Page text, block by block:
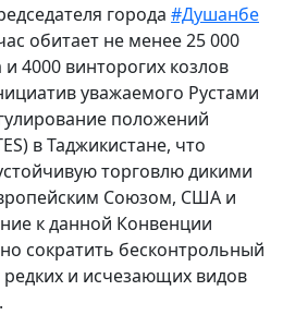
города #Душанбе
обитает не менее 25 000
4000 винторогих козлов
уважаемого Рустами
положений
в Таджикистане, что
торговлю дикими
Союзом, США и
к данной Конвенции
сократить бесконтрольный
и исчезающих видов